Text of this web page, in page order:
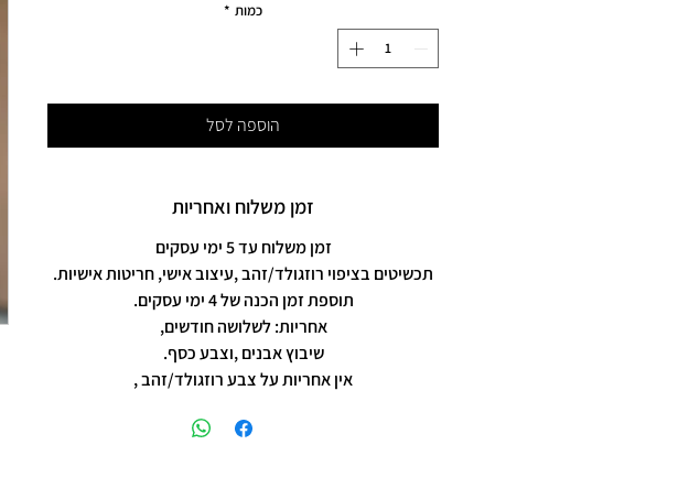
כמות *
הוספה לסל
זמן משלוח ואחריות
זמן משלוח עד 5 ימי עסקים
תכשיטים בציפוי רוזגולד/זהב ,עיצוב אישי, חריטות אישיות.
תוספת זמן הכנה של 4 ימי עסקים.
אחריות: לשלושה חודשים,
שיבוץ אבנים ,וצבע כסף.
אין אחריות על צבע רוזגולד/זהב ,